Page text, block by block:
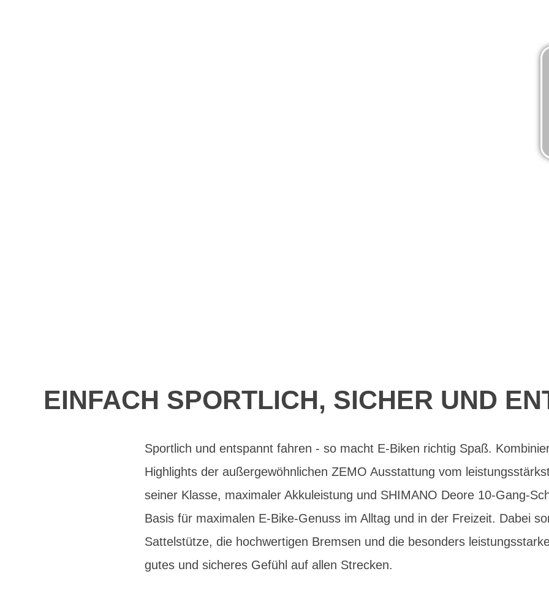
EINFACH SPORTLICH, SICHER UND
Sportlich und entspannt fahren - so macht E-Biken richtig Spaß.
Highlights der außergewöhnlichen ZEMO Ausstattung vom
seiner Klasse, maximaler Akkuleistung und SHIMANO Deore 10-Gang-
Basis für maximalen E-Bike-Genuss im Alltag und in der Freizeit. Dabei
Sattelstütze, die hochwertigen Bremsen und die besonders
gutes und sicheres Gefühl auf allen Strecken.